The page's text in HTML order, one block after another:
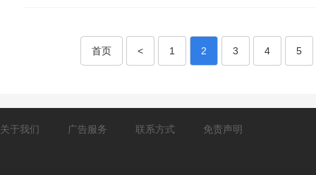
首页 < 1 2 3 4 5
关于我们 广告服务 联系方式 免责声明